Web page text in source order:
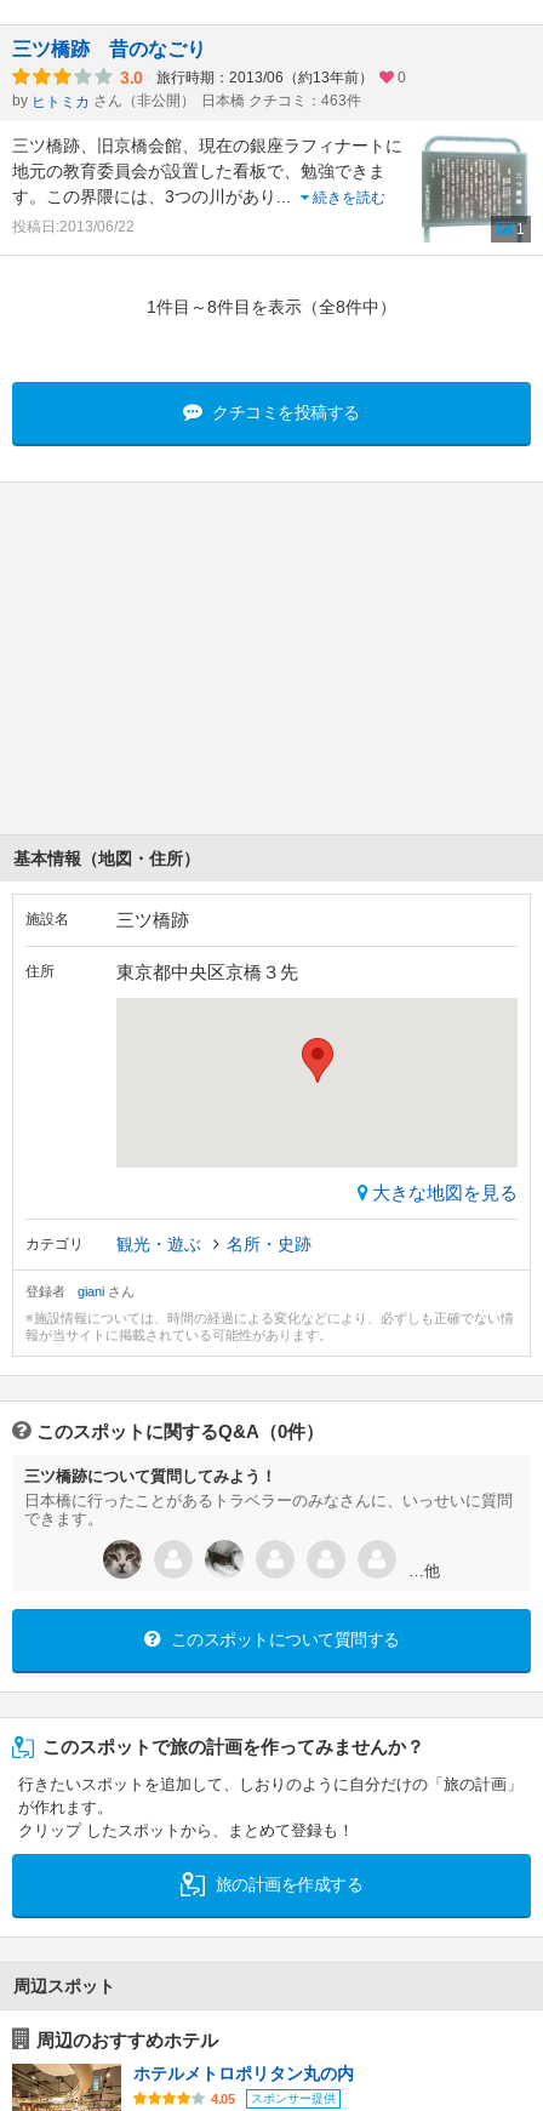
三ツ橋跡 昔のなごり
3.0 旅行時期：2013/06（約13年前）
0
by ヒトミカ さん（非公開） 日本橋 クチコミ：463件
三ツ橋跡、旧京橋会館、現在の銀座ラフィナートに
地元の教育委員会が設置した看板で、勉強できま
す。この界隈には、3つの川があり ...
続きを読む
投稿日:2013/06/22
1
1件目～8件目を表示（全8件中）
クチコミを投稿する
基本情報（地図・住所）
施設名 三ツ橋跡
住所 東京都中央区京橋３先
大きな地図を見る
カテゴリ 観光・遊ぶ 名所・史跡
登録者 giani さん
※施設情報については、時間の経過による変化などにより、必ずしも正確でない情
報が当サイトに掲載されている可能性があります。
このスポットに関するQ&A（0件）
三ツ橋跡について質問してみよう！
日本橋に行ったことがあるトラベラーのみなさんに、いっせいに質問
できます。
…他
このスポットについて質問する
このスポットで旅の計画を作ってみませんか？
行きたいスポットを追加して、しおりのように自分だけの「旅の計画」
が作れます。
クリップ したスポットから、まとめて登録も！
旅の計画を作成する
周辺スポット
周辺のおすすめホテル
ホテルメトロポリタン丸の内
4.05 スポンサー提供